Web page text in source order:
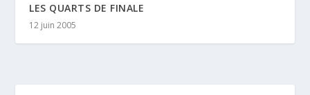
LES QUARTS DE FINALE
12 juin 2005